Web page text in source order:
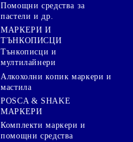
Помощни средства за
пастели и др.
МАРКЕРИ И
ТЪНКОПИСЦИ
Тънкописци и
мултилайнери
Алкохолни копик маркери и
мастила
POSCA & SHAKE
МАРКЕРИ
Комплекти маркери и
помощни средства